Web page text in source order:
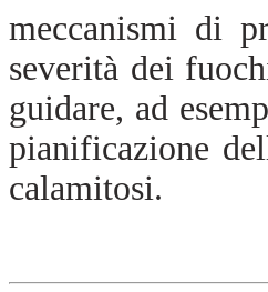
meccanismi di
severità dei
guidare, ad
pianificazione
calamitosi.